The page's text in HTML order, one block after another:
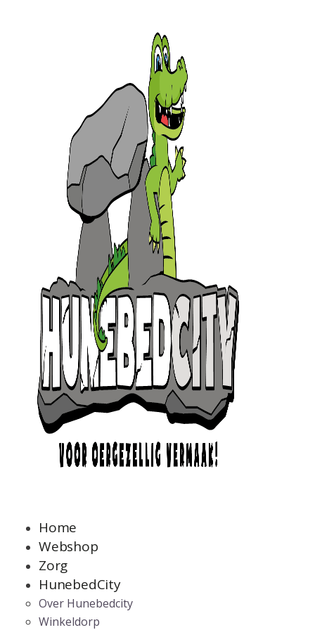
Home
Webshop
Zorg
HunebedCity
Over Hunebedcity
Winkeldorp